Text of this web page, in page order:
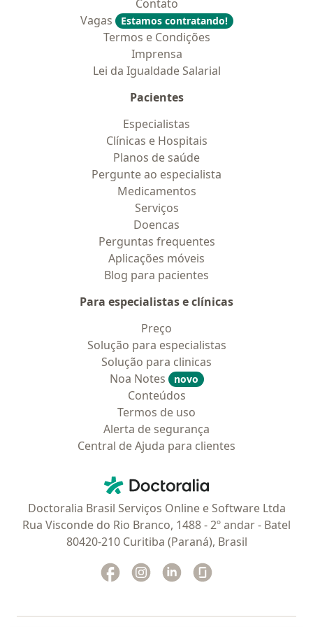
Contato
Vagas
Estamos contratando!
Termos e Condições
Imprensa
Lei da Igualdade Salarial
Pacientes
Especialistas
Clínicas e Hospitais
Planos de saúde
Pergunte ao especialista
Medicamentos
Serviços
Doencas
Perguntas frequentes
Aplicações móveis
Blog para pacientes
Para especialistas e clínicas
Preço
Solução para especialistas
Solução para clinicas
Noa Notes
novo
Conteúdos
Termos de uso
Alerta de segurança
Central de Ajuda para clientes
Doctoralia - Homepage
Doctoralia Brasil Serviços Online e Software Ltda
Rua Visconde do Rio Branco, 1488 - 2º andar - Batel
80420-210 Curitiba (Paraná), Brasil
Facebook
abre num novo separador
Instagram
abre num novo separador
Linkedin
abre num novo